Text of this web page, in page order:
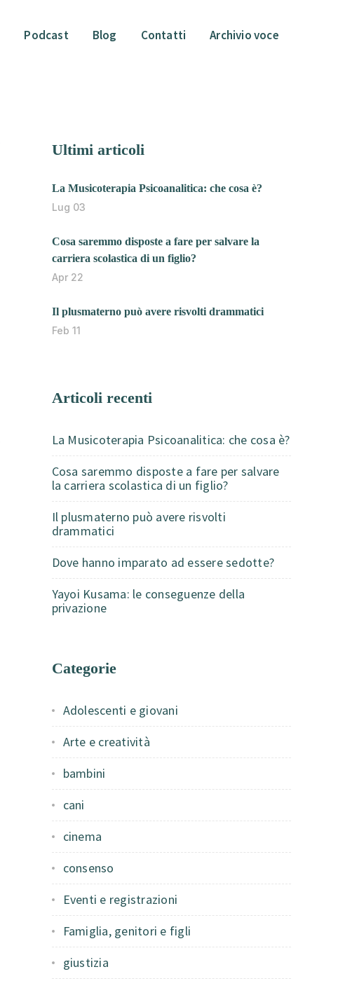
Podcast Blog Contatti Archivio voce
Ultimi articoli
La Musicoterapia Psicoanalitica: che cosa è?
Lug 03
Cosa saremmo disposte a fare per salvare la
carriera scolastica di un figlio?
Apr 22
Il plusmaterno può avere risvolti drammatici
Feb 11
Articoli recenti
La Musicoterapia Psicoanalitica: che cosa è?
Cosa saremmo disposte a fare per salvare
la carriera scolastica di un figlio?
Il plusmaterno può avere risvolti
drammatici
Dove hanno imparato ad essere sedotte?
Yayoi Kusama: le conseguenze della
privazione
Categorie
Adolescenti e giovani
Arte e creatività
bambini
cani
cinema
consenso
Eventi e registrazioni
Famiglia, genitori e figli
giustizia